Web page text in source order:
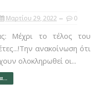
Μαρτίου 29, 2022 0
Μέχρι το τέλος του
ανακοίνωση ότι
ολοκληρωθεί οι...